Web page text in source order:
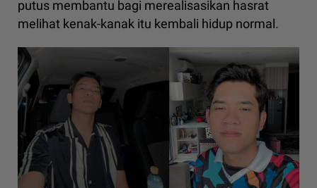
putus membantu bagi merealisasikan hasrat
melihat kenak-kanak itu kembali hidup normal.